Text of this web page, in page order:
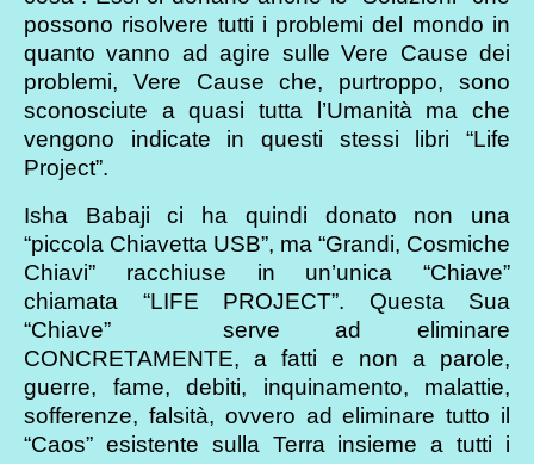
possono risolvere tutti i problemi del mondo in
quanto vanno ad agire sulle Vere Cause dei
problemi, Vere Cause che, purtroppo, sono
sconosciute a quasi tutta l’Umanità ma che
vengono indicate in questi stessi libri “Life
Project”.
Isha Babaji ci ha quindi donato non una
“piccola Chiavetta USB”, ma “Grandi, Cosmiche
Chiavi” racchiuse in un’unica “Chiave”
chiamata “LIFE PROJECT”. Questa Sua
“Chiave” serve ad eliminare
CONCRETAMENTE, a fatti e non a parole,
guerre, fame, debiti, inquinamento, malattie,
sofferenze, falsità, ovvero ad eliminare tutto il
“Caos” esistente sulla Terra insieme a tutti i